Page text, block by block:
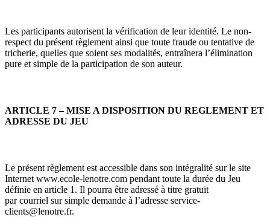
Les participants autorisent la vérification de leur identité. Le non-
respect du présent règlement ainsi que toute fraude ou tentative de
tricherie, quelles que soient ses modalités, entraînera l’élimination
pure et simple de la participation de son auteur.
ARTICLE 7 – MISE A DISPOSITION DU REGLEMENT ET
ADRESSE DU JEU
Le présent règlement est accessible dans son intégralité sur le site
Internet www.ecole-lenotre.com pendant toute la durée du Jeu
définie en article 1. Il pourra être adressé à titre gratuit
par courriel sur simple demande à l’adresse service-
clients@lenotre.fr.